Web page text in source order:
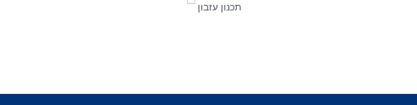
תכנון עזבון